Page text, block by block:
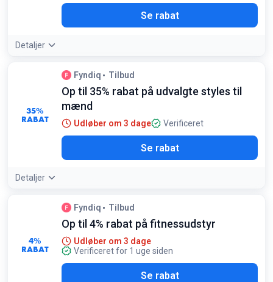
Se rabat
Detaljer
35%
RABAT
Fyndiq Tilbud
Op til 35% rabat på udvalgte styles til
mænd
Udløber om 3 dage Verificeret
Se rabat
Detaljer
4%
RABAT
Fyndiq Tilbud
Op til 4% rabat på fitnessudstyr
Udløber om 3 dage
Verificeret for 1 uge siden
Se rabat